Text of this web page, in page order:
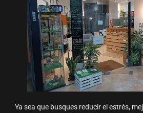
Ya sea que busques reducir el estrés,